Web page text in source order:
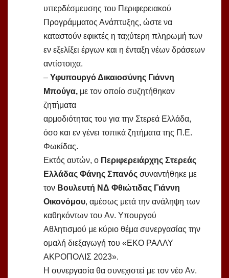
υπερδέσμευσης του Περιφερειακού
Προγράμματος Ανάπτυξης, ώστε να
καταστούν εφικτές η ταχύτερη πληρωμή των
εν εξελίξει έργων και η ένταξη νέων δράσεων
αντίστοιχα.
– Υφυπουργό Δικαιοσύνης Γιάννη
Μπούγα, με τον οποίο συζητήθηκαν
ζητήματα
αρμοδιότητας του για την Στερεά Ελλάδα,
όσο και εν γένει τοπικά ζητήματα της Π.Ε.
Φωκίδας.
Εκτός αυτών, ο Περιφερειάρχης Στερεάς
Ελλάδας Φάνης Σπανός συναντήθηκε με
τον Βουλευτή ΝΔ Φθιώτιδας Γιάννη
Οικονόμου, αμέσως μετά την ανάληψη των
καθηκόντων του Αν. Υπουργού
Αθλητισμού με κύριο θέμα συνεργασίας την
ομαλή διεξαγωγή του «ΕΚΟ ΡΑΛΛΥ
ΑΚΡΟΠΟΛΙΣ 2023».
Η συνεργασία θα συνεχιστεί με τον νέο Αν.